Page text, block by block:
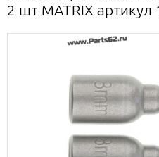
2 шт MATRIX артикул